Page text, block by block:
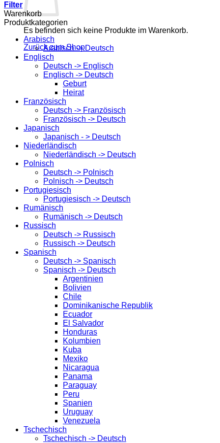
Es befinden sich keine Produkte im Warenkorb.
Zurück zum Shop
Filter
Warenkorb
Produktkategorien
Arabisch
Arabisch -> Deutsch
Englisch
Deutsch -> Englisch
Englisch -> Deutsch
Geburt
Heirat
Französisch
Deutsch -> Französisch
Französisch -> Deutsch
Japanisch
Japanisch - > Deutsch
Niederländisch
Niederländisch -> Deutsch
Polnisch
Deutsch -> Polnisch
Polnisch -> Deutsch
Portugiesisch
Portugiesisch -> Deutsch
Rumänisch
Rumänisch -> Deutsch
Russisch
Deutsch -> Russisch
Russisch -> Deutsch
Spanisch
Deutsch -> Spanisch
Spanisch -> Deutsch
Argentinien
Bolivien
Chile
Dominikanische Republik
Ecuador
El Salvador
Honduras
Kolumbien
Kuba
Mexiko
Nicaragua
Panama
Paraguay
Peru
Spanien
Uruguay
Venezuela
Tschechisch
Tschechisch -> Deutsch